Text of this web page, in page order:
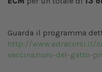
Guarda il programma
http://www.edracorsi.it/
vaccinazioni-del-gatto-